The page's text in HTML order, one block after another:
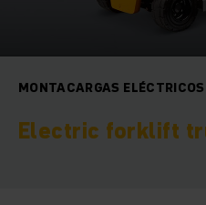
MONTACARGAS ELÉCTRICOS
Electric forklift